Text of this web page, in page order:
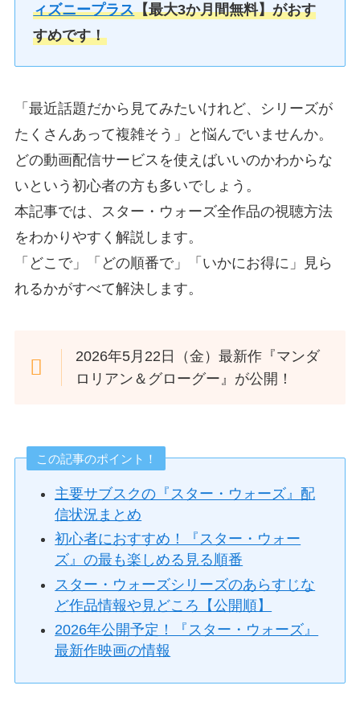
ィズニープラス【最大3か月間無料】がおす
すめです！
「最近話題だから見てみたいけれど、シリーズが
たくさんあって複雑そう」と悩んでいませんか。
どの動画配信サービスを使えばいいのかわからな
いという初心者の方も多いでしょう。
本記事では、スター・ウォーズ全作品の視聴方法
をわかりやすく解説します。
「どこで」「どの順番で」「いかにお得に」見ら
れるかがすべて解決します。
2026年5月22日（金）最新作『マンダ
ロリアン＆グローグー』が公開！
この記事のポイント！
主要サブスクの『スター・ウォーズ』配
信状況まとめ
初心者におすすめ！『スター・ウォー
ズ』の最も楽しめる見る順番
スター・ウォーズシリーズのあらすじな
ど作品情報や見どころ【公開順】
2026年公開予定！『スター・ウォーズ』
最新作映画の情報